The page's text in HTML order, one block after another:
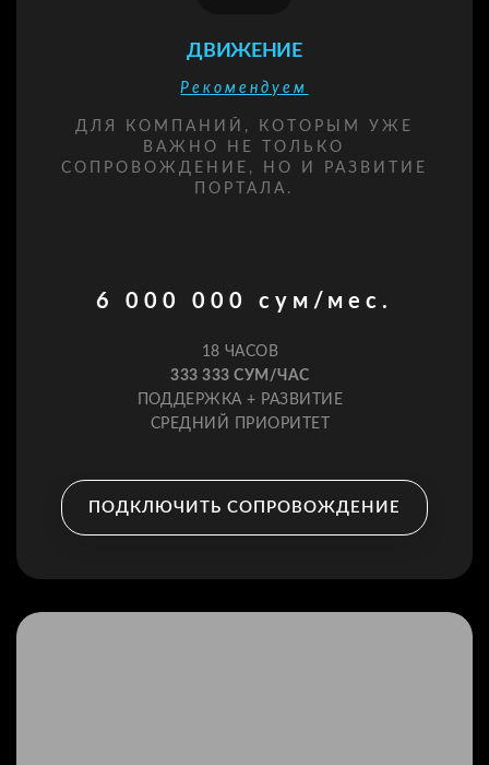
ДВИЖЕНИЕ
Рекомендуем
ДЛЯ КОМПАНИЙ, КОТОРЫМ УЖЕ
ВАЖНО НЕ ТОЛЬКО
СОПРОВОЖДЕНИЕ, НО И РАЗВИТИЕ
ПОРТАЛА.
6 000 000 сум/мес.
18 ЧАСОВ
333 333 СУМ/ЧАС
ПОДДЕРЖКА + РАЗВИТИЕ
СРЕДНИЙ ПРИОРИТЕТ
ПОДКЛЮЧИТЬ СОПРОВОЖДЕНИЕ